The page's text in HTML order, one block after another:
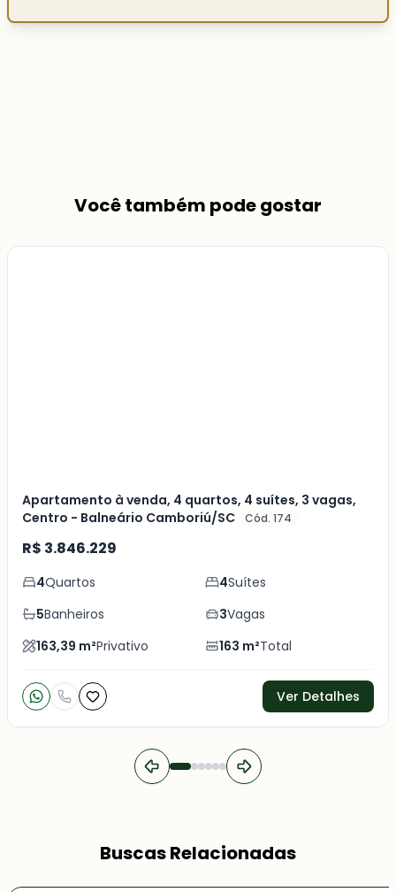
Você também pode gostar
Apartamento à venda, 4 quartos, 4 suítes, 3 vagas,
Centro - Balneário Camboriú/SC
Cód. 174
R$ 3.846.229
4Quartos 4Suítes
5Banheiros 3Vagas
163,39 m²Privativo 163 m²Total
Ver Detalhes
Buscas Relacionadas